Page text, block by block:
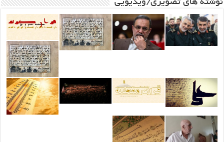
نوشته های تصویری/ویدیویی